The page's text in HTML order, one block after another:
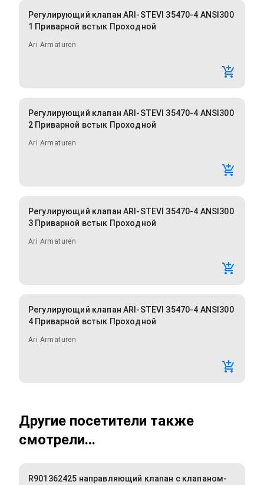
Регулирующий клапан ARI-STEVI 35470-4 ANSI300
1 Приварной встык Проходной
Ari Armaturen
Регулирующий клапан ARI-STEVI 35470-4 ANSI300
2 Приварной встык Проходной
Ari Armaturen
Регулирующий клапан ARI-STEVI 35470-4 ANSI300
3 Приварной встык Проходной
Ari Armaturen
Регулирующий клапан ARI-STEVI 35470-4 ANSI300
4 Приварной встык Проходной
Ari Armaturen
Другие посетители также
смотрели...
R901362425 направляющий клапан с клапаном-